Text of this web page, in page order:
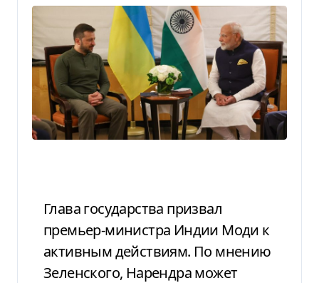
Глава государства призвал
премьер-министра Индии Моди к
активным действиям. По мнению
Зеленского, Нарендра может